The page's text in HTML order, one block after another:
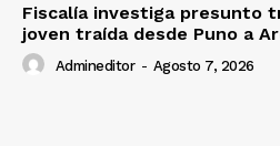
Fiscalía investiga presunto
joven traída desde Puno a
Admineditor - Agosto 7, 2026